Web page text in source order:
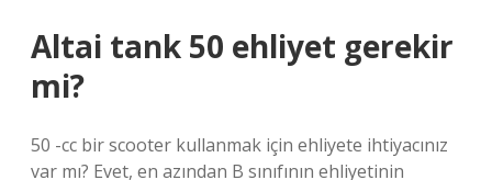
Altai tank 50 ehliyet gerekir
mi?
50 -cc bir scooter kullanmak için ehliyete ihtiyacınız
var mı? Evet, en azından B sınıfının ehliyetinin